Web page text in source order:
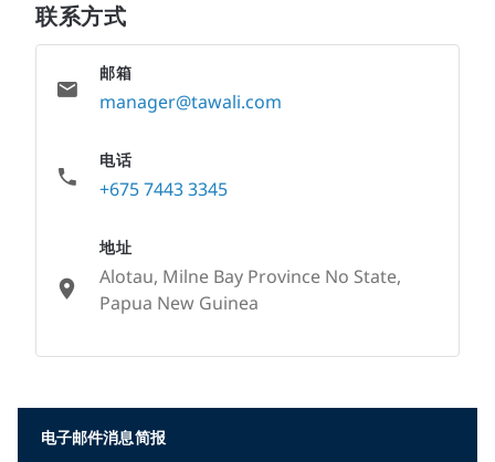
联系方式
邮箱
manager@tawali.com
电话
+675 7443 3345
地址
Alotau, Milne Bay Province No State,
Papua New Guinea
电子邮件消息简报